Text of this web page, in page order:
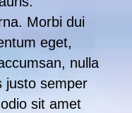
Morbi dui
eget,
nulla
justo semper
sit amet